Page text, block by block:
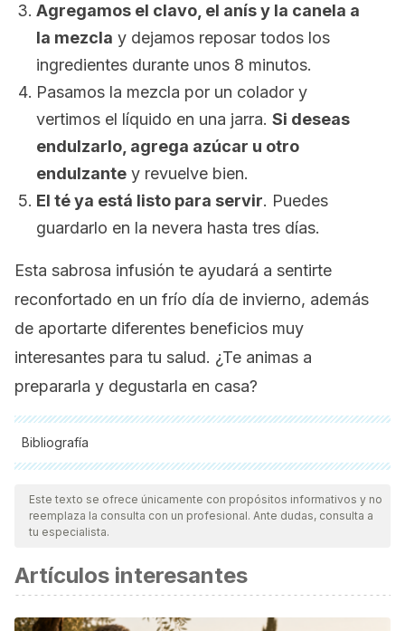
Agregamos el clavo, el anís y la canela a
la mezcla y dejamos reposar todos los
ingredientes durante unos 8 minutos.
Pasamos la mezcla por un colador y
vertimos el líquido en una jarra. Si deseas
endulzarlo, agrega azúcar u otro
endulzante y revuelve bien.
El té ya está listo para servir. Puedes
guardarlo en la nevera hasta tres días.
Esta sabrosa infusión te ayudará a sentirte
reconfortado en un frío día de invierno, además
de aportarte diferentes beneficios muy
interesantes para tu salud. ¿Te animas a
prepararla y degustarla en casa?
Bibliografía
Todas las fuentes citadas fueron revisadas a profundidad por
nuestro equipo, para asegurar su calidad, confiabilidad,
vigencia y validez.La bibliografía de este artículo fue
científica.
Fundación Española de la Nutrición. Manzana.
http://www.fen.org.es/mercadoFen/pdfs/manzana.pdf
Este texto se ofrece únicamente con propósitos informativos y no
reemplaza la consulta con un profesional. Ante dudas, consulta a
tu especialista.
Artículos interesantes